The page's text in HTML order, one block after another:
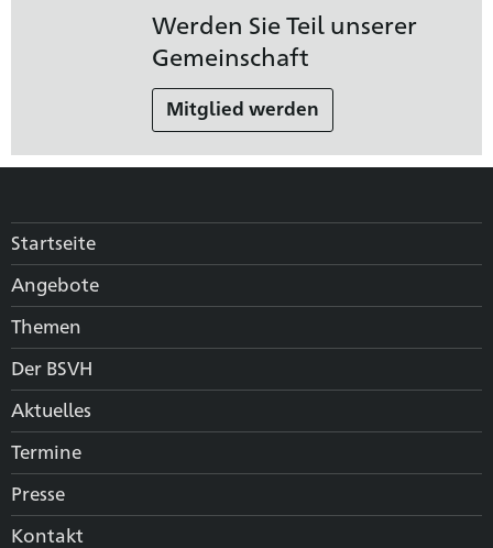
Werden Sie Teil unserer
Gemeinschaft
Mitglied werden
Startseite
Angebote
Themen
Der BSVH
Aktuelles
Termine
Presse
Kontakt